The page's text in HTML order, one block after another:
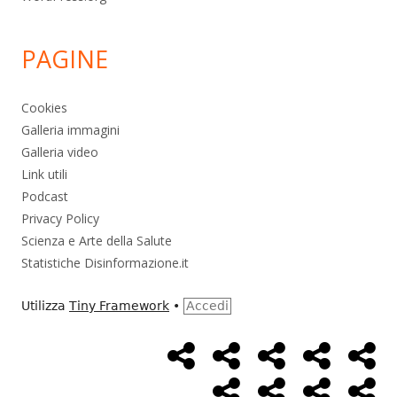
PAGINE
Cookies
Galleria immagini
Galleria video
Link utili
Podcast
Privacy Policy
Scienza e Arte della Salute
Statistiche Disinformazione.it
Utilizza Tiny Framework • Accedi
MenùHome
Page
Alimentazione
AmbienteBambini
Cancro ControlloEconomia